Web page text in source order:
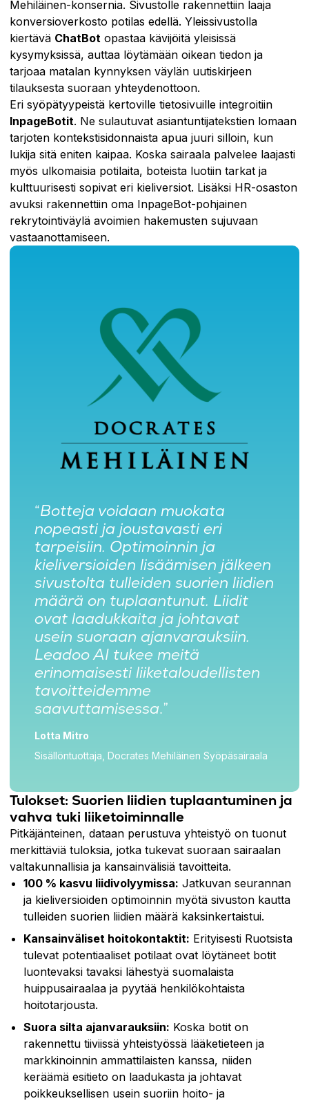
Mehiläinen-konsernia. Sivustolle rakennettiin laaja
konversioverkosto potilas edellä. Yleissivustolla
kiertävä ChatBot opastaa kävijöitä yleisissä
kysymyksissä, auttaa löytämään oikean tiedon ja
tarjoaa matalan kynnyksen väylän uutiskirjeen
tilauksesta suoraan yhteydenottoon.
Eri syöpätyypeistä kertoville tietosivuille integroitiin
InpageBotit. Ne sulautuvat asiantuntijatekstien lomaan
tarjoten kontekstisidonnaista apua juuri silloin, kun
lukija sitä eniten kaipaa. Koska sairaala palvelee laajasti
myös ulkomaisia potilaita, boteista luotiin tarkat ja
kulttuurisesti sopivat eri kieliversiot. Lisäksi HR-osaston
avuksi rakennettiin oma InpageBot-pohjainen
rekrytointiväylä avoimien hakemusten sujuvaan
vastaanottamiseen.
“Botteja voidaan muokata
nopeasti ja joustavasti eri
tarpeisiin. Optimoinnin ja
kieliversioiden lisäämisen jälkeen
sivustolta tulleiden suorien liidien
määrä on tuplaantunut. Liidit
ovat laadukkaita ja johtavat
usein suoraan ajanvarauksiin.
Leadoo AI tukee meitä
erinomaisesti liiketaloudellisten
tavoitteidemme
saavuttamisessa.”
Lotta Mitro
Sisällöntuottaja, Docrates Mehiläinen Syöpäsairaala
Tulokset: Suorien liidien tuplaantuminen ja
vahva tuki liiketoiminnalle
Pitkäjänteinen, dataan perustuva yhteistyö on tuonut
merkittäviä tuloksia, jotka tukevat suoraan sairaalan
valtakunnallisia ja kansainvälisiä tavoitteita.
100 % kasvu liidivolyymissa: Jatkuvan seurannan
ja kieliversioiden optimoinnin myötä sivuston kautta
tulleiden suorien liidien määrä kaksinkertaistui.
Kansainväliset hoitokontaktit: Erityisesti Ruotsista
tulevat potentiaaliset potilaat ovat löytäneet botit
luontevaksi tavaksi lähestyä suomalaista
huippusairaalaa ja pyytää henkilökohtaista
hoitotarjousta.
Suora silta ajanvarauksiin: Koska botit on
rakennettu tiiviissä yhteistyössä lääketieteen ja
markkinoinnin ammattilaisten kanssa, niiden
keräämä esitieto on laadukasta ja johtavat
poikkeuksellisen usein suoriin hoito- ja